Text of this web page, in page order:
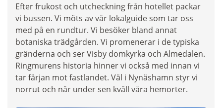
Efter frukost och utcheckning från hotellet packar
vi bussen. Vi möts av vår lokalguide som tar oss
med på en rundtur. Vi besöker bland annat
botaniska trädgården. Vi promenerar i de typiska
gränderna och ser Visby domkyrka och Almedalen.
Ringmurens historia hinner vi också med innan vi
tar färjan mot fastlandet. Väl i Nynäshamn styr vi
norrut och når under sen kväll våra hemorter.